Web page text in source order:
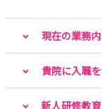
現在の業務
貴院に入職
新人研修教